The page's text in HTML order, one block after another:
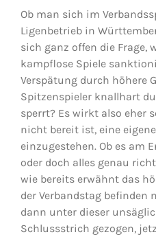
Ob man sich im
Ligenbetrieb in
sich ganz offen die Frage,
kampflose Spiele
Verspätung durch höhere
Spitzenspieler knallhart
sperrt? Es wirkt also eher
nicht bereit ist, eine
einzugestehen. Ob es am
oder doch alles genau
wie bereits erwähnt das
der Verbandstag befinden
dann unter dieser
Schlussstrich gezogen,